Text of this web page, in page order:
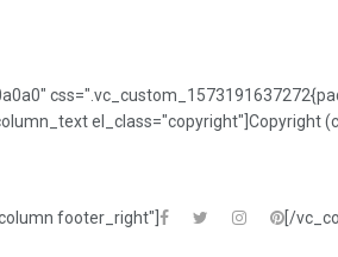
el_class="copyright"]Copyright
footer_right"] [/